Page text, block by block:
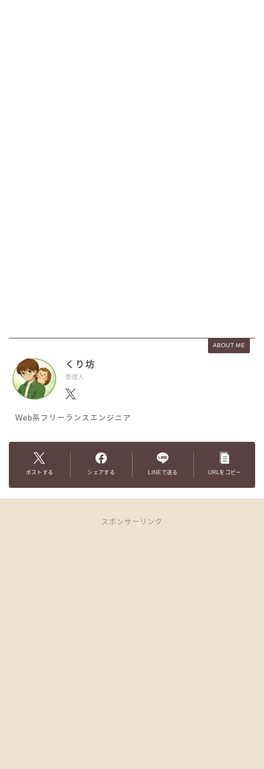
ABOUT ME
くり坊
管理人
Web系フリーランスエンジニア
ポストする シェアする LINEで送る URLをコピー
スポンサーリンク